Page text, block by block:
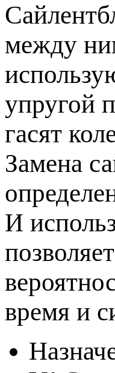
между
упругой
гасят
Замена
И
время и